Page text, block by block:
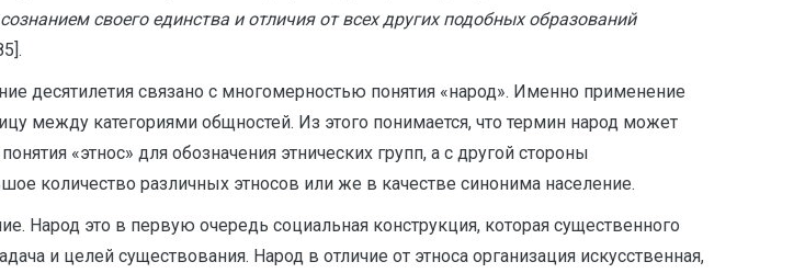
своего единства и отличия от всех других подобных образований
десятилетия связано с многомерностью понятия «народ». Именно применение
между категориями общностей. Из этого понимается, что термин народ может
«этнос» для обозначения этнических групп, а с другой стороны
количество различных этносов или же в качестве синонима население.
Народ это в первую очередь социальная конструкция, которая существенного
и целей существования. Народ в отличие от этноса организация искусственная,